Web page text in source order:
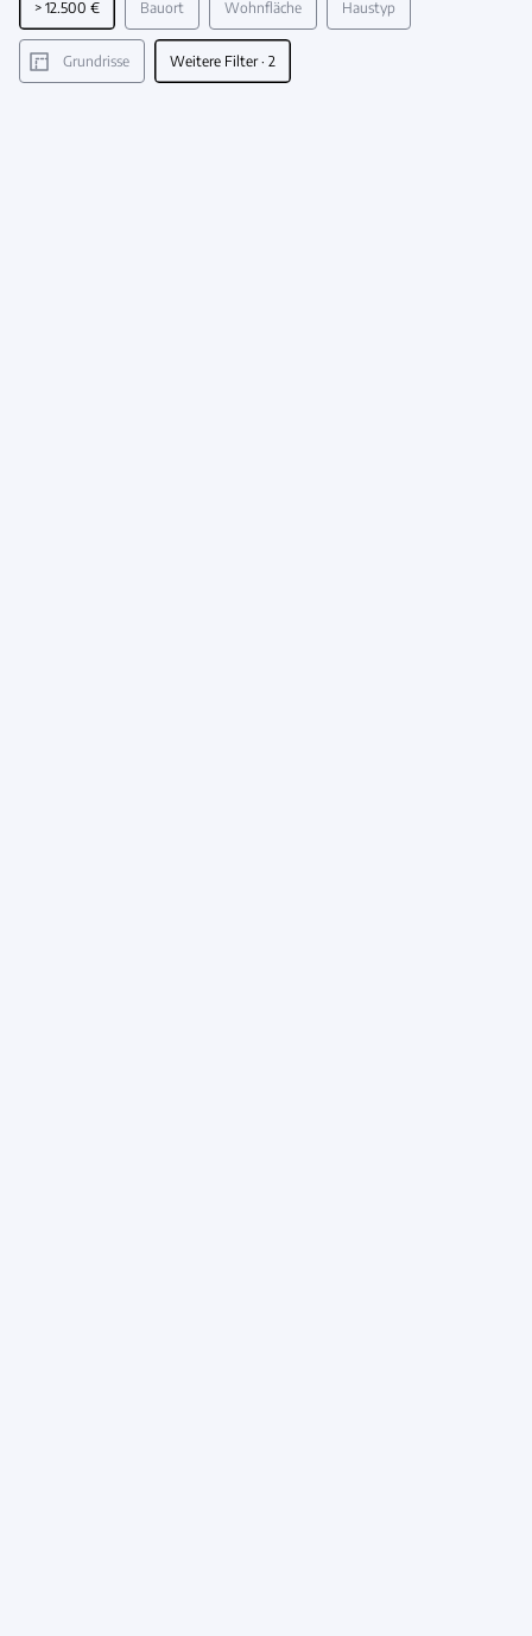
> 12.500 € Bauort Wohnfläche Haustyp
Grundrisse Weitere Filter· 2